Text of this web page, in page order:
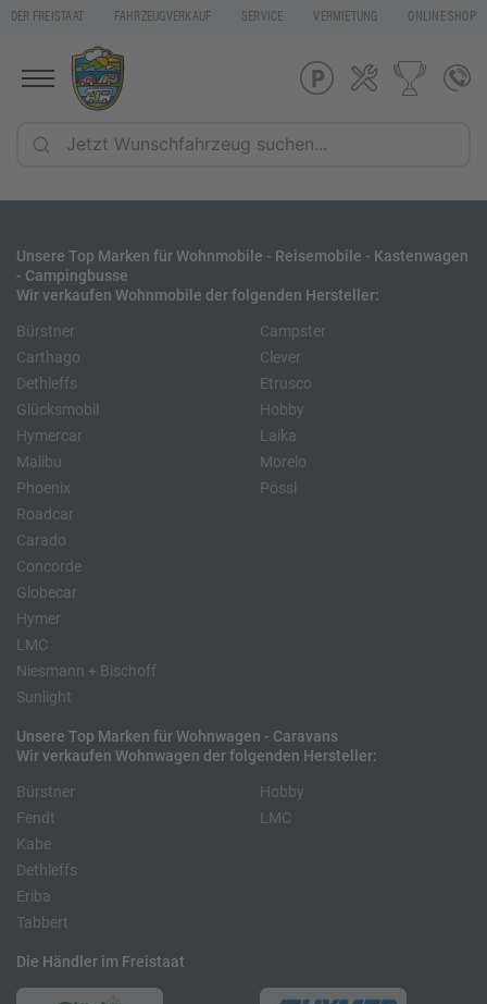
DER FREISTAAT FAHRZEUGVERKAUF SERVICE VERMIETUNG ONLINE SHOP
Unsere Top Marken für Wohnmobile - Reisemobile - Kastenwagen
- Campingbusse
Wir verkaufen Wohnmobile der folgenden Hersteller:
Bürstner
Carthago
Dethleffs
Glücksmobil
Hymercar
Malibu
Phoenix
Roadcar
Campster
Clever
Etrusco
Hobby
Laika
Morelo
Pössl
Carado
Concorde
Globecar
Hymer
LMC
Niesmann + Bischoff
Sunlight
Unsere Top Marken für Wohnwagen - Caravans
Wir verkaufen Wohnwagen der folgenden Hersteller:
Bürstner
Fendt
Kabe
Hobby
LMC
Dethleffs
Eriba
Tabbert
Die Händler im Freistaat